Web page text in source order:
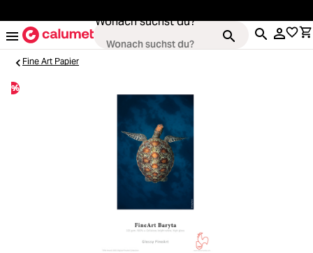
Wonach suchst du?
Video & Drohnen
Stative & Gimbals
Fine Art Papier
%